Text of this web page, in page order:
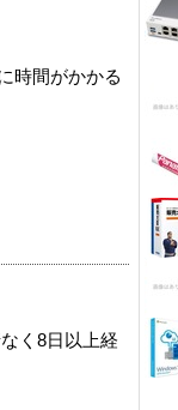
時間がかかる
く8日以上経